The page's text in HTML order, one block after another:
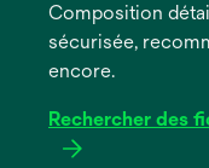
nouvel
onglet
Composition
sécurisée,
encore.
Rechercher des